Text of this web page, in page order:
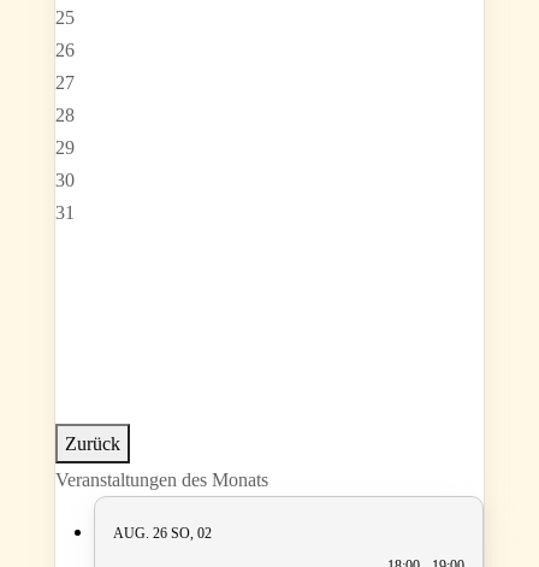
25
26
27
28
29
30
31
Zurück
Veranstaltungen des Monats
AUG. 26 SO, 02